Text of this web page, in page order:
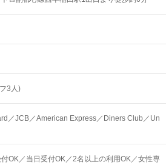
3人)
／JCB／American Express／Diners Club／Un
OK／当日受付OK／2名以上の利用OK／女性専